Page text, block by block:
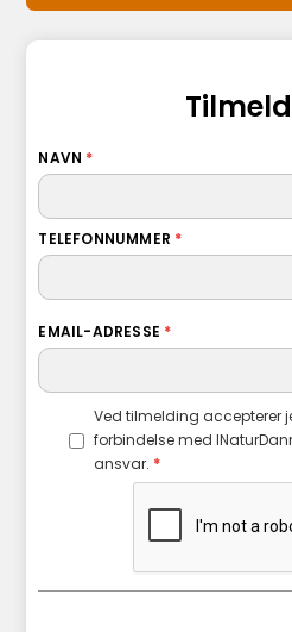
NAVN *
TELEFONNUMMER *
EMAIL-ADRESSE *
Ved tilmelding accepterer
forbindelse med
ansvar. *